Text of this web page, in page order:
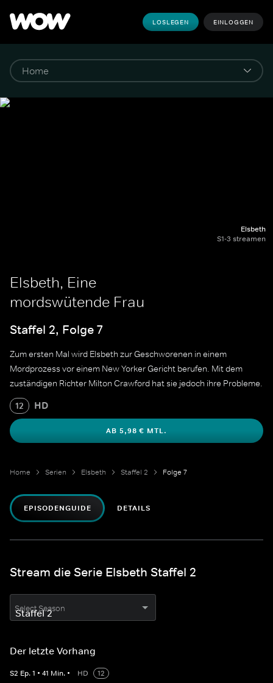
LOSLEGEN EINLOGGEN
Elsbeth
S1-3 streamen
Elsbeth, Eine
mordswütende Frau
Staffel 2, Folge 7
Zum ersten Mal wird Elsbeth zur Geschworenen in einem
Mordprozess vor einem New Yorker Gericht berufen. Mit dem
zuständigen Richter Milton Crawford hat sie jedoch ihre Probleme.
12 HD
AB 5,98 € MTL.
Home Serien Elsbeth Staffel 2 Folge 7
EPISODENGUIDE DETAILS
Stream die Serie Elsbeth Staffel 2
Select Season
Der letzte Vorhang
S2 Ep.1 • 41 Min. • HD
12